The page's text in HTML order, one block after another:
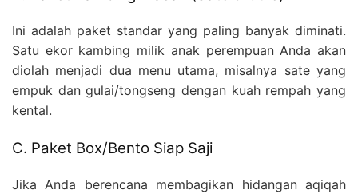
Ini adalah paket standar yang paling banyak diminati.
Satu ekor kambing milik anak perempuan Anda akan
diolah menjadi dua menu utama, misalnya sate yang
empuk dan gulai/tongseng dengan kuah rempah yang
kental.
C. Paket Box/Bento Siap Saji
Jika Anda berencana membagikan hidangan aqiqah